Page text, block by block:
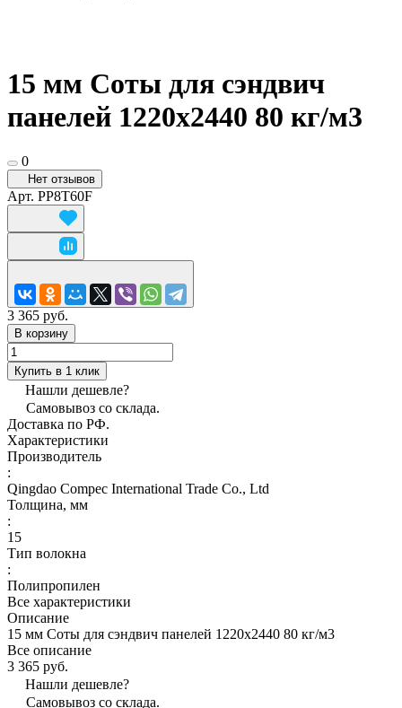
15 мм Соты для сэндвич
панелей 1220х2440 80 кг/м3
0
Нет отзывов
Арт. PP8T60F
3 365 руб.
В корзину
Купить в 1 клик
Нашли дешевле?
Самовывоз со склада.
Доставка по РФ.
Характеристики
Производитель
:
Qingdao Compec International Trade Co., Ltd
Толщина, мм
:
15
Тип волокна
:
Полипропилен
Все характеристики
Описание
15 мм Соты для сэндвич панелей 1220х2440 80 кг/м3
Все описание
3 365 руб.
Нашли дешевле?
Самовывоз со склада.